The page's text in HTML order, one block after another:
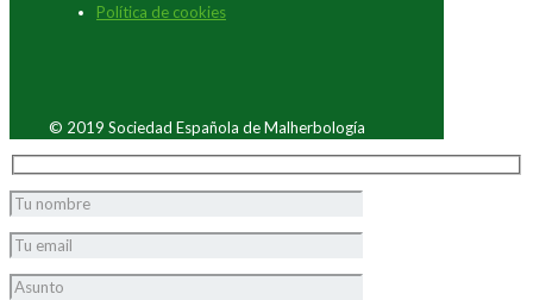
Política de cookies
© 2019 Sociedad Española de Malherbología